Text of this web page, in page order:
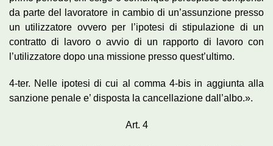
da parte del lavoratore in cambio di un’assunzione presso
un utilizzatore ovvero per l’ipotesi di stipulazione di un
contratto di lavoro o avvio di un rapporto di lavoro con
l’utilizzatore dopo una missione presso quest’ultimo.
4-ter. Nelle ipotesi di cui al comma 4-bis in aggiunta alla
sanzione penale e’ disposta la cancellazione dall’albo.».
Art. 4